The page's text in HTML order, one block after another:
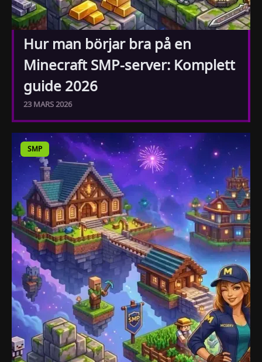
Hur man börjar bra på en
Minecraft SMP-server: Komplett
guide 2026
23 MARS 2026
SMP